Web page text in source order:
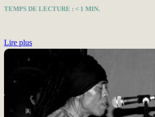
TEMPS DE LECTURE : < 1 MIN.
Lire plus